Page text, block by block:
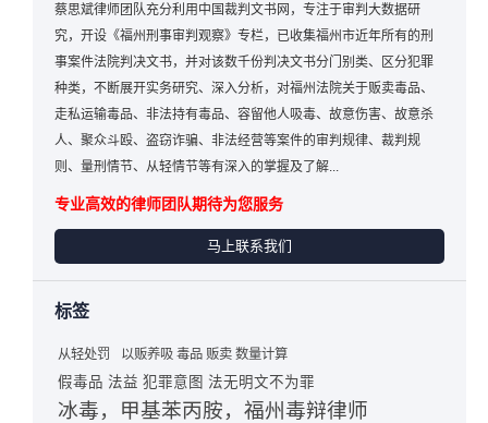
蔡思斌律师团队充分利用中国裁判文书网，专注于审判大数据研
究，开设《福州刑事审判观察》专栏，已收集福州市近年所有的刑
事案件法院判决文书，并对该数千份判决文书分门别类、区分犯罪
种类，不断展开实务研究、深入分析，对福州法院关于贩卖毒品、
走私运输毒品、非法持有毒品、容留他人吸毒、故意伤害、故意杀
人、聚众斗殴、盗窃诈骗、非法经营等案件的审判规律、裁判规
则、量刑情节、从轻情节等有深入的掌握及了解...
专业高效的律师团队期待为您服务
马上联系我们
标签
从轻处罚 以贩养吸 毒品 贩卖 数量计算
假毒品 法益 犯罪意图 法无明文不为罪
冰毒，甲基苯丙胺，福州毒辩律师